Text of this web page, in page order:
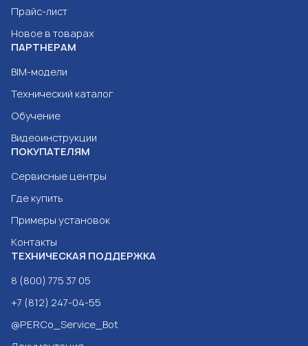
Прайс-лист
Новое в товарах
ПАРТНЕРАМ
BIM-модели
Технический каталог
Обучение
Видеоинструкции
ПОКУПАТЕЛЯМ
Сервисные центры
Где купить
Примеры установок
Контакты
ТЕХНИЧЕСКАЯ ПОДДЕРЖКА
8 (800) 775 37 05
+7 (812) 247-04-55
@PERCo_Service_Bot